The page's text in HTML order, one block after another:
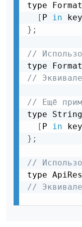
type
[ P in
} ;
//
type
//
// Ещё
type
[ P in
} ;
//
type
//